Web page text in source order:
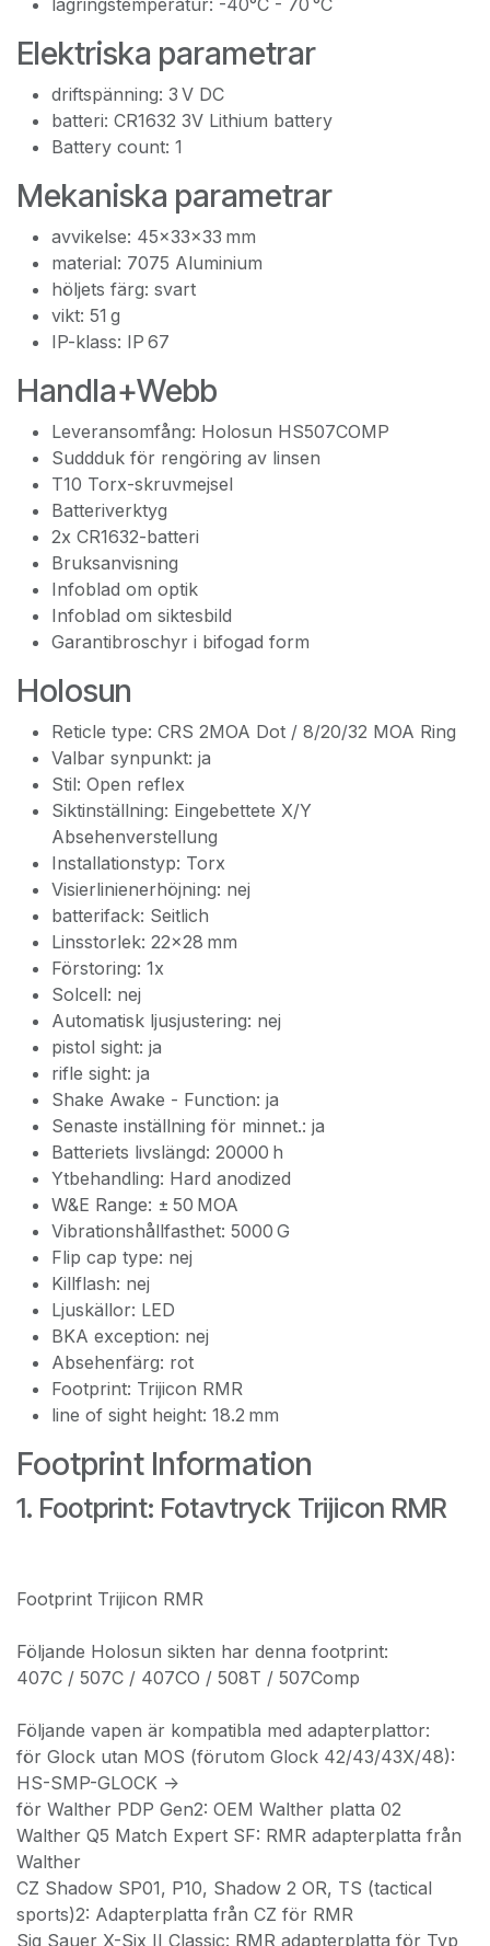
Elektriska parametrar
driftspänning: 3 V DC
batteri: CR1632 3V Lithium battery
Battery count: 1
Mekaniska parametrar
avvikelse: 45x33x33 mm
material: 7075 Aluminium
höljets färg: svart
vikt: 51 g
IP-klass: IP 67
Handla+Webb
Leveransomfång: Holosun HS507COMP
Suddduk för rengöring av linsen
T10 Torx-skruvmejsel
Batteriverktyg
2x CR1632-batteri
Bruksanvisning
Infoblad om optik
Infoblad om siktesbild
Garantibroschyr i bifogad form
Holosun
Reticle type: CRS 2MOA Dot / 8/20/32 MOA Ring
Valbar synpunkt: ja
Stil: Open reflex
Siktinställning: Eingebettete X/Y
Absehenverstellung
Installationstyp: Torx
Visierlinienerhöjning: nej
batterifack: Seitlich
Linsstorlek: 22x28 mm
Förstoring: 1x
Solcell: nej
Automatisk ljusjustering: nej
pistol sight: ja
rifle sight: ja
Shake Awake - Function: ja
Senaste inställning för minnet.: ja
Batteriets livslängd: 20000 h
Ytbehandling: Hard anodized
W&E Range: ± 50 MOA
Vibrationshållfasthet: 5000 G
Flip cap type: nej
Killflash: nej
Ljuskällor: LED
BKA exception: nej
Absehenfärg: rot
Footprint: Trijicon RMR
line of sight height: 18.2 mm
Footprint Information
1. Footprint: Fotavtryck Trijicon RMR
Footprint Trijicon RMR
Följande Holosun sikten har denna footprint:
407C / 507C / 407CO / 508T / 507Comp
Följande vapen är kompatibla med adapterplattor:
för Glock utan MOS (förutom Glock 42/43/43X/48):
HS-SMP-GLOCK ->
för Walther PDP Gen2: OEM Walther platta 02
Walther Q5 Match Expert SF: RMR adapterplatta från
Walther
CZ Shadow SP01, P10, Shadow 2 OR, TS (tactical
sports)2: Adapterplatta från CZ för RMR
Sig Sauer X-Six II Classic: RMR adapterplatta för Typ